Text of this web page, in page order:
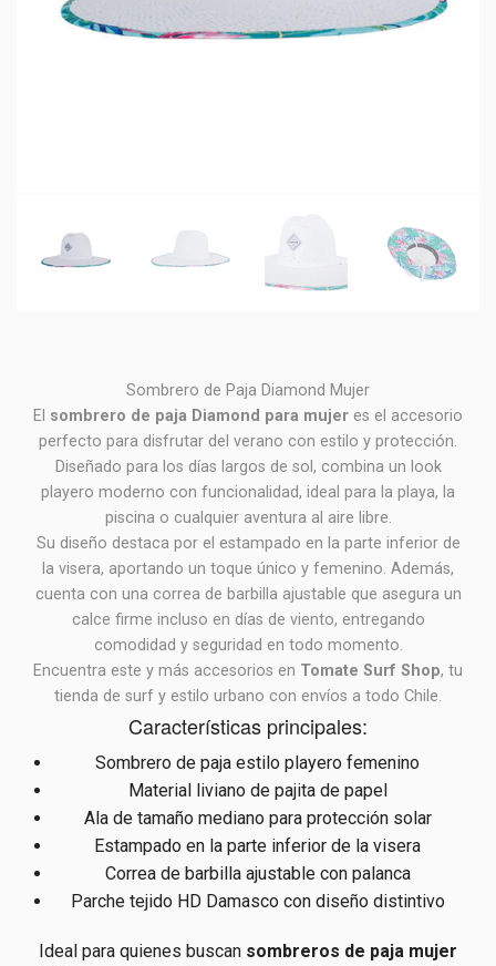
Sombrero de Paja Diamond Mujer
El sombrero de paja Diamond para mujer es el accesorio
perfecto para disfrutar del verano con estilo y protección.
Diseñado para los días largos de sol, combina un look
playero moderno con funcionalidad, ideal para la playa, la
piscina o cualquier aventura al aire libre.
Su diseño destaca por el estampado en la parte inferior de
la visera, aportando un toque único y femenino. Además,
cuenta con una correa de barbilla ajustable que asegura un
calce firme incluso en días de viento, entregando
comodidad y seguridad en todo momento.
Encuentra este y más accesorios en Tomate Surf Shop, tu
tienda de surf y estilo urbano con envíos a todo Chile.
Características principales:
Sombrero de paja estilo playero femenino
Material liviano de pajita de papel
Ala de tamaño mediano para protección solar
Estampado en la parte inferior de la visera
Correa de barbilla ajustable con palanca
Parche tejido HD Damasco con diseño distintivo
Ideal para quienes buscan sombreros de paja mujer